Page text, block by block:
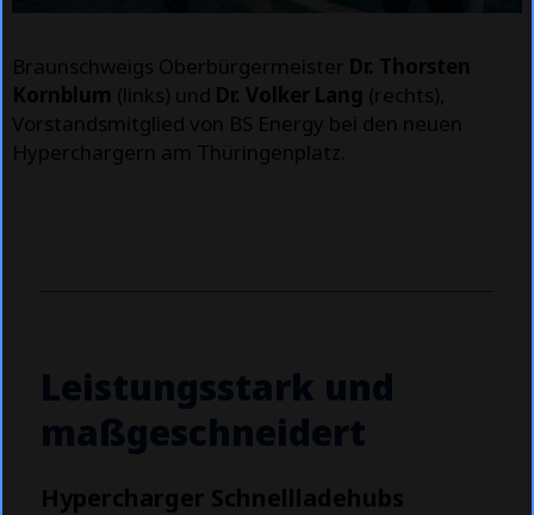
Braunschweigs Oberbürgermeister Dr. Thorsten
Kornblum (links) und Dr. Volker Lang (rechts),
Vorstandsmitglied von BS Energy bei den neuen
Hyperchargern am Thüringenplatz.
Leistungsstark und
maßgeschneidert
Hypercharger Schnellladehubs